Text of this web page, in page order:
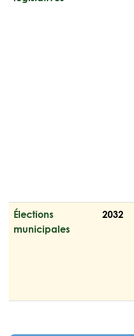
Élections
municipales
2032